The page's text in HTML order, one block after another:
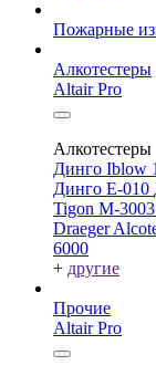
Пожарные
Алкотестеры
Altair Pro
Алкотестеры
Динго Iblow
Динго Е-010
Tigon M-3003
Draeger
6000
+ другие
Прочие
Altair Pro